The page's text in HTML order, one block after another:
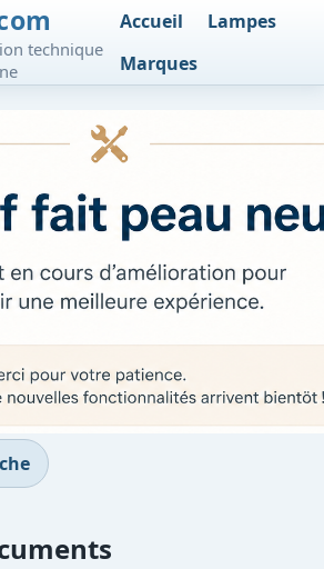
technique
Accueil
Lampes
Marques